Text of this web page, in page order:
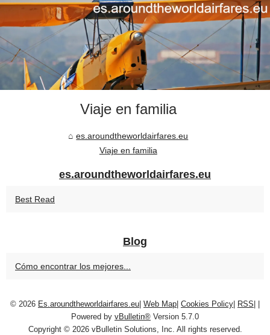
Viaje en familia
es.aroundtheworldairfares.eu
Viaje en familia
es.aroundtheworldairfares.eu
Best Read
Blog
Cómo encontrar los mejores...
© 2026 Es.aroundtheworldairfares.eu Web Map Cookies Policy RSS
Powered by vBulletin® Version 5.7.0
Copyright © 2026 vBulletin Solutions, Inc. All rights reserved.